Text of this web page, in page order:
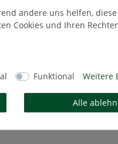
Wunschliste
andere uns helfen,
Cookies und Ihren
Funktional Weitere
Alle